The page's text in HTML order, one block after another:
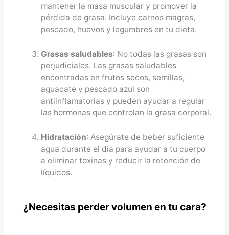
mantener la masa muscular y promover la
pérdida de grasa. Incluye carnes magras,
pescado, huevos y legumbres en tu dieta.
Grasas saludables: No todas las grasas son
perjudiciales. Las grasas saludables
encontradas en frutos secos, semillas,
aguacate y pescado azul son
antiinflamatorias y pueden ayudar a regular
las hormonas que controlan la grasa corporal.
Hidratación: Asegúrate de beber suficiente
agua durante el día para ayudar a tu cuerpo
a eliminar toxinas y reducir la retención de
líquidos.
¿Necesitas perder volumen en tu cara?